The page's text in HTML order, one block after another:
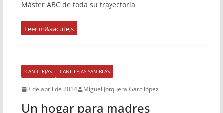
Máster ABC de toda su trayectoria
CANILLEJAS CANILLEJAS-SAN BLAS
3 de abril de 2014 Miguel Jorquera Garcilópez
Un hogar para madres